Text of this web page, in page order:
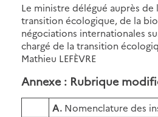
Le ministre délégué auprès de
transition écologique, de la
négociations internationales
chargé de la transition
Mathieu LEFÈVRE
Annexe : Rubrique
A. Nomenclature des